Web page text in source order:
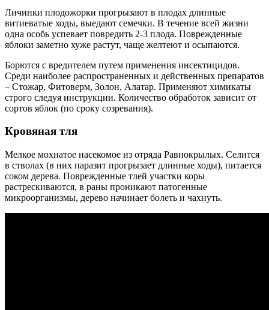
Личинки плодожорки прогрызают в плодах длинные
витиеватые ходы, выедают семечки. В течение всей жизни
одна особь успевает повредить 2-3 плода. Поврежденные
яблоки заметно хуже растут, чаще желтеют и осыпаются.
Борются с вредителем путем применения инсектицидов.
Среди наиболее распространенных и действенных препаратов
– Стожар, Фитоверм, Золон, Алатар. Применяют химикаты
строго следуя инструкции. Количество обработок зависит от
сортов яблок (по сроку созревания).
Кровяная тля
Мелкое мохнатое насекомое из отряда Равнокрылых. Селится
в стволах (в них паразит прогрызает длинные ходы), питается
соком дерева. Поврежденные тлей участки коры
растрескиваются, в раны проникают патогенные
микроорганизмы, дерево начинает болеть и чахнуть.